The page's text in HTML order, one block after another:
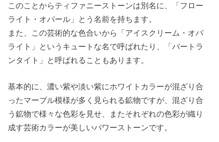
このことからティファニーストーンは別名に、「フロー
ライト・オパール」とう名前を持ちます。
また、この芸術的な色合いから「アイスクリーム・オパ
ライト」というキュートな名で呼ばれたり、「バートラ
ンタイト」と呼ばれることもあります。
基本的に、濃い紫や淡い紫にホワイトカラーが混ざり合
ったマーブル模様が多く見られる鉱物ですが、混ざり合
う鉱物で様々な色彩を見せ、またそれぞれの色彩が織り
成す芸術カラーが美しいパワーストーンです。